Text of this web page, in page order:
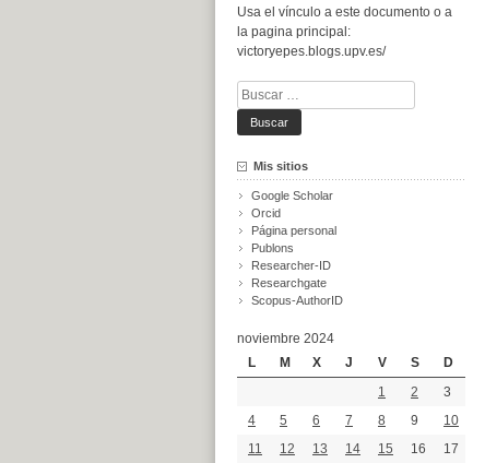
Usa el vínculo a este documento o a
la pagina principal:
victoryepes.blogs.upv.es/
Buscar:
Mis sitios
Google Scholar
Orcid
Página personal
Publons
Researcher-ID
Researchgate
Scopus-AuthorID
noviembre 2024
L
M X J V S
D
1
2
3
4
5 6 7 8 9
10
11
12 13 14 15 16
17